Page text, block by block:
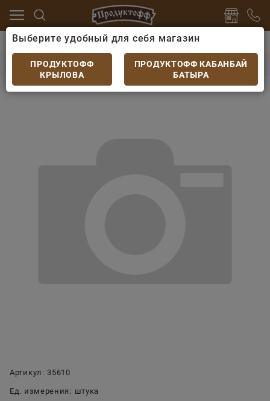
Сыр плавленный
Сыр Свежая Марка 180гр
Сыр Свежая Марка 180гр сливочный
Артикул: 35610
Ед. измерения: штука
Выберите удобный для себя магазин
ПРОДУКТОФФ
КРЫЛОВА
ПРОДУКТОФФ КАБАНБАЙ
БАТЫРА